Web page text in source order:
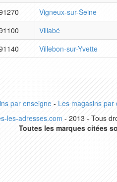
Vigneux-sur-Seine
Villabé
Villebon-sur-Yvette
par enseigne- Les magasins par
les-adresses.com - 2013 - Tous
Toutes les marques citées